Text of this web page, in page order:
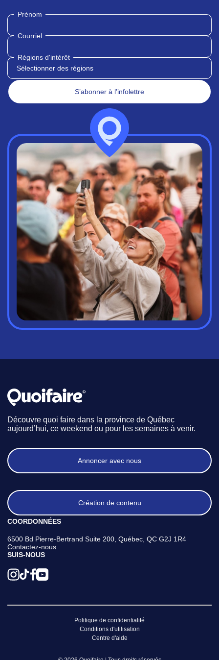
Prénom
Courriel
Régions d'intérêt
Sélectionner des régions
S’abonner à l’infolettre
Découvre quoi faire dans la province de Québec
aujourd’hui, ce weekend ou pour les semaines à venir.
Annoncer avec nous
Création de contenu
COORDONNÉES
6500 Bd Pierre-Bertrand Suite 200, Québec, QC G2J 1R4
Contactez-nous
SUIS-NOUS
Politique de confidentialité
Conditions d'utilisation
Centre d'aide